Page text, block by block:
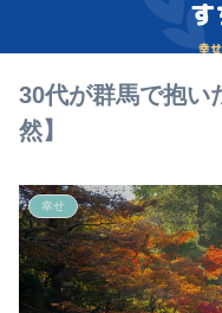
30代が群馬で抱い
然】
幸せ